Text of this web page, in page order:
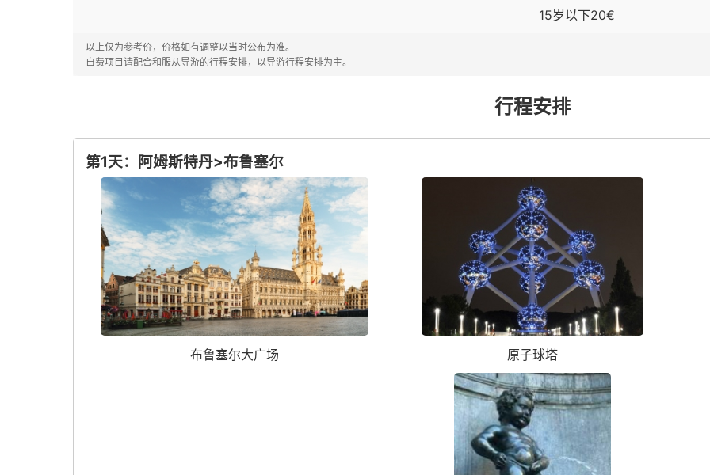
15岁以下20€
以上仅为参考价，价格如有调整以当时公布为准。
自费项目请配合和服从导游的行程安排，以导游行程安排为主。
行程安排
第1天：阿姆斯特丹>布鲁塞尔
布鲁塞尔大广场 原子球塔